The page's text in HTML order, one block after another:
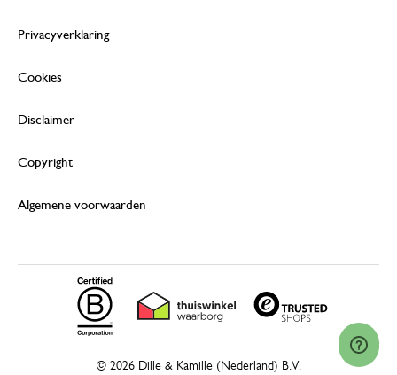
Privacyverklaring
Cookies
Disclaimer
Copyright
Algemene voorwaarden
© 2026 Dille & Kamille (Nederland) B.V.